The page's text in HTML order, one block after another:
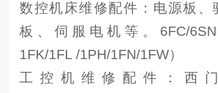
数控机床维修配件：电源板、
板、伺服电机等。6FC/
1FK/1FL /1PH/1FN/1FW）
工控机维修配件：西门